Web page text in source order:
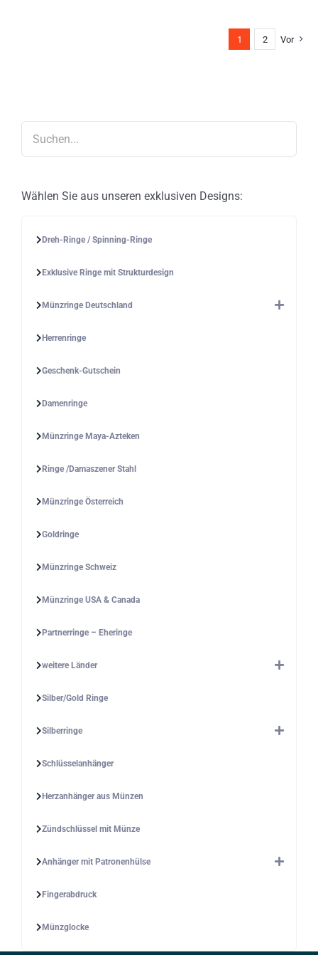
1 2 Vor
Wählen Sie aus unseren exklusiven Designs:
Dreh-Ringe / Spinning-Ringe
Exklusive Ringe mit Strukturdesign
Münzringe Deutschland
Herrenringe
Geschenk-Gutschein
Damenringe
Münzringe Maya-Azteken
Ringe /Damaszener Stahl
Münzringe Österreich
Goldringe
Münzringe Schweiz
Münzringe USA & Canada
Partnerringe – Eheringe
weitere Länder
Silber/Gold Ringe
Silberringe
Schlüsselanhänger
Herzanhänger aus Münzen
Zündschlüssel mit Münze
Anhänger mit Patronenhülse
Fingerabdruck
Münzglocke